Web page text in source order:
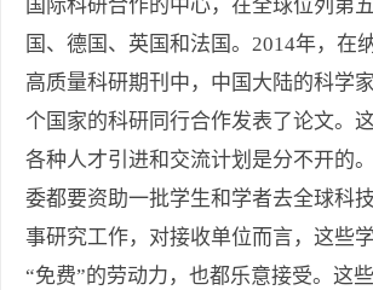
国际科研合作的中心，在全球位列第
国、德国、英国和法国。2014年，在
高质量科研期刊中，中国大陆的科学
个国家的科研同行合作发表了论文。
各种人才引进和交流计划是分不开的
委都要资助一批学生和学者去全球科
事研究工作，对接收单位而言，这些
“免费”的劳动力，也都乐意接受。这